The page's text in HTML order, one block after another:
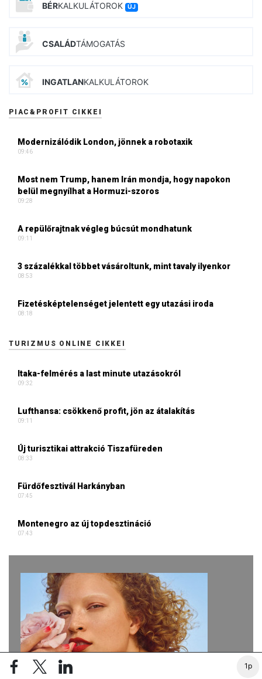
1p
BÉRKALKULÁTOROK ÚJ
CSALÁDTÁMOGATÁS
INGATLANKALKULÁTOROK
PIAC&PROFIT CIKKEI
Modernizálódik London, jönnek a robotaxik
09:46
Most nem Trump, hanem Irán mondja, hogy napokon
belül megnyílhat a Hormuzi-szoros
09:28
A repülőrajtnak végleg búcsút mondhatunk
09:11
3 százalékkal többet vásároltunk, mint tavaly ilyenkor
08:53
Fizetésképtelenséget jelentett egy utazási iroda
08:18
TURIZMUS ONLINE CIKKEI
Itaka-felmérés a last minute utazásokról
09:32
Lufthansa: csökkenő profit, jön az átalakítás
09:11
Új turisztikai attrakció Tiszafüreden
08:33
Fürdőfesztivál Harkányban
07:45
Montenegro az új topdesztináció
07:43